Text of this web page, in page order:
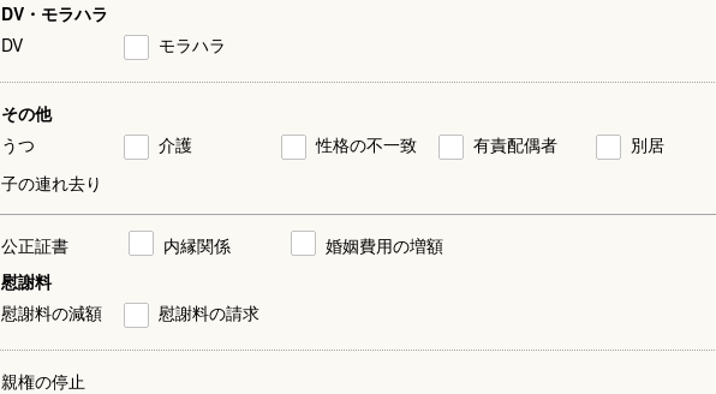
DV・モラハラ
DV
モラハラ
その他
うつ
介護 性格の不一致 有責配偶者
別居
子の連れ去り
公正証書 内縁関係
婚姻費用の増額
慰謝料
慰謝料の減額
慰謝料の請求
親権の停止